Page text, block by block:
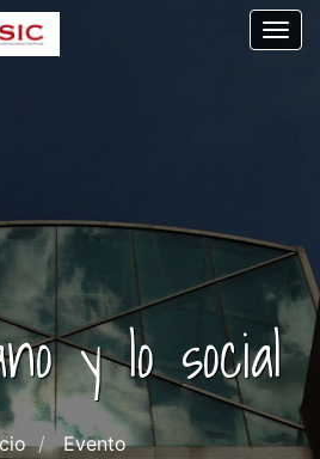
y lo social
Evento